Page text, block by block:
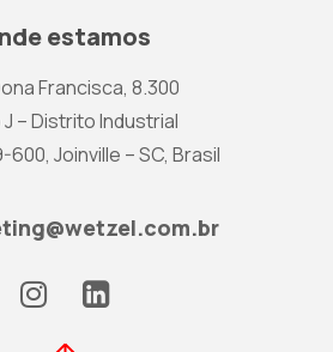
estamos
Francisca, 8.300
– Distrito Industrial
600, Joinville – SC, Brasil